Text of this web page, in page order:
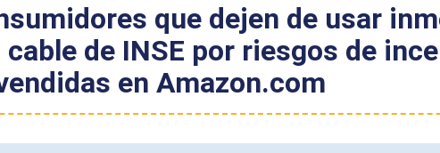
que dejen de usar
de INSE por riesgos de
en Amazon.com